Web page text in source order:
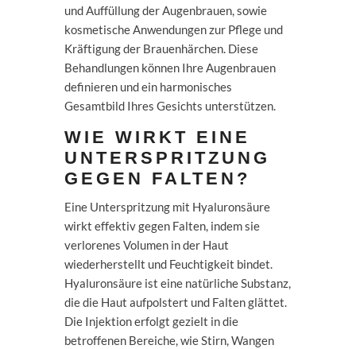
und Auffüllung der Augenbrauen, sowie
kosmetische Anwendungen zur Pflege und
Kräftigung der Brauenhärchen. Diese
Behandlungen können Ihre Augenbrauen
definieren und ein harmonisches
Gesamtbild Ihres Gesichts unterstützen.
WIE WIRKT EINE
UNTERSPRITZUNG
GEGEN FALTEN?
Eine Unterspritzung mit Hyaluronsäure
wirkt effektiv gegen Falten, indem sie
verlorenes Volumen in der Haut
wiederherstellt und Feuchtigkeit bindet.
Hyaluronsäure ist eine natürliche Substanz,
die die Haut aufpolstert und Falten glättet.
Die Injektion erfolgt gezielt in die
betroffenen Bereiche, wie Stirn, Wangen